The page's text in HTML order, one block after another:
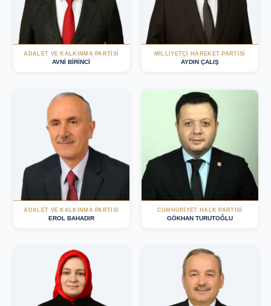
ADALET VE KALKINMA PARTISI
AVNİ BİRİNCİ
MILLIYETÇI HAREKET PARTISI
AYDIN ÇALIŞ
ADALET VE KALKINMA PARTISI
EROL BAHADIR
CUMHURIYET HALK PARTISI
GÖKHAN TURUTOĞLU